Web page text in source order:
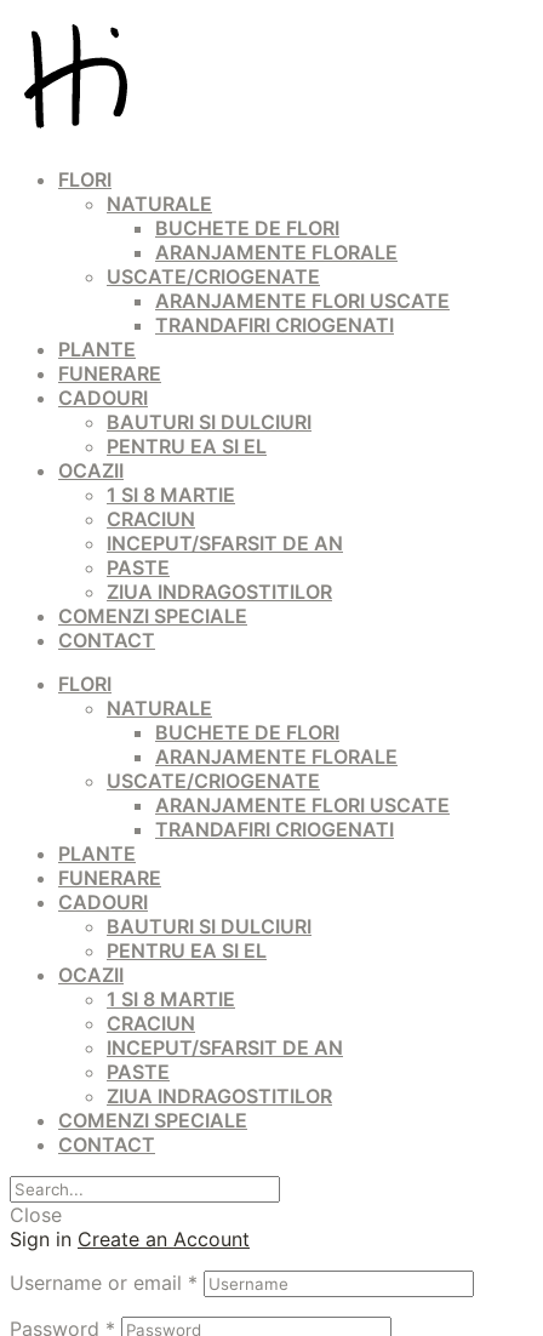
FLORI
NATURALE
BUCHETE DE FLORI
ARANJAMENTE FLORALE
USCATE/CRIOGENATE
ARANJAMENTE FLORI USCATE
TRANDAFIRI CRIOGENATI
PLANTE
FUNERARE
CADOURI
BAUTURI SI DULCIURI
PENTRU EA SI EL
OCAZII
1 SI 8 MARTIE
CRACIUN
INCEPUT/SFARSIT DE AN
PASTE
ZIUA INDRAGOSTITILOR
COMENZI SPECIALE
CONTACT
FLORI
NATURALE
BUCHETE DE FLORI
ARANJAMENTE FLORALE
USCATE/CRIOGENATE
ARANJAMENTE FLORI USCATE
TRANDAFIRI CRIOGENATI
PLANTE
FUNERARE
CADOURI
BAUTURI SI DULCIURI
PENTRU EA SI EL
OCAZII
1 SI 8 MARTIE
CRACIUN
INCEPUT/SFARSIT DE AN
PASTE
ZIUA INDRAGOSTITILOR
COMENZI SPECIALE
CONTACT
Close
Sign in Create an Account
Username or email *
Password *